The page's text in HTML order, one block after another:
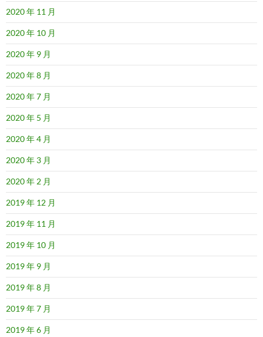
2020 年 11 月
2020 年 10 月
2020 年 9 月
2020 年 8 月
2020 年 7 月
2020 年 5 月
2020 年 4 月
2020 年 3 月
2020 年 2 月
2019 年 12 月
2019 年 11 月
2019 年 10 月
2019 年 9 月
2019 年 8 月
2019 年 7 月
2019 年 6 月